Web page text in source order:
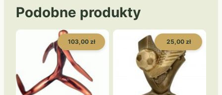
Podobne produkty
103,00 zł 25,00 zł